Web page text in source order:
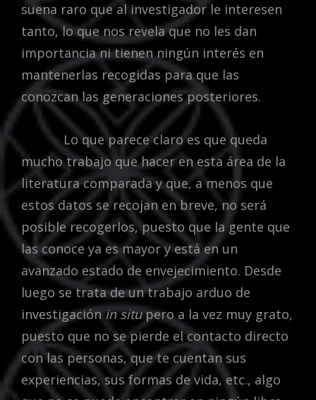
suena raro que al investigador le interesen
tanto, lo que nos revela que no les dan
importancia ni tienen ningún interés en
mantenerlas recogidas para que las
conozcan las generaciones posteriores.
Lo que parece claro es que queda
mucho trabajo que hacer en esta área de la
literatura comparada y que, a menos que
estos datos se recojan en breve, no será
posible recogerlos, puesto que la gente que
las conoce ya es mayor y está en un
avanzado estado de envejecimiento. Desde
luego se trata de un trabajo arduo de
investigaciónin situpero a la vez muy grato,
puesto que no se pierde el contacto directo
con las personas, que te cuentan sus
experiencias, sus formas de vida, etc., algo